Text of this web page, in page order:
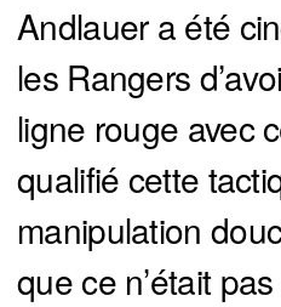
Andlauer a été
les Rangers
ligne rouge avec
qualifié cette
manipulation
que ce n’était